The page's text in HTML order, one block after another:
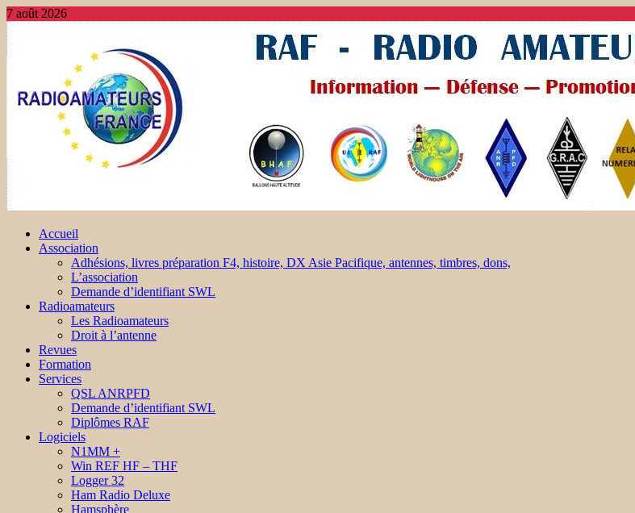
7 août 2026
Accueil
Association
Adhésions, livres préparation F4, histoire, DX Asie Pacifique, antennes, timbres, dons,
L’association
Demande d’identifiant SWL
Radioamateurs
Les Radioamateurs
Droit à l’antenne
Revues
Formation
Services
QSL ANRPFD
Demande d’identifiant SWL
Diplômes RAF
Logiciels
N1MM +
Win REF HF – THF
Logger 32
Ham Radio Deluxe
Hamsphère